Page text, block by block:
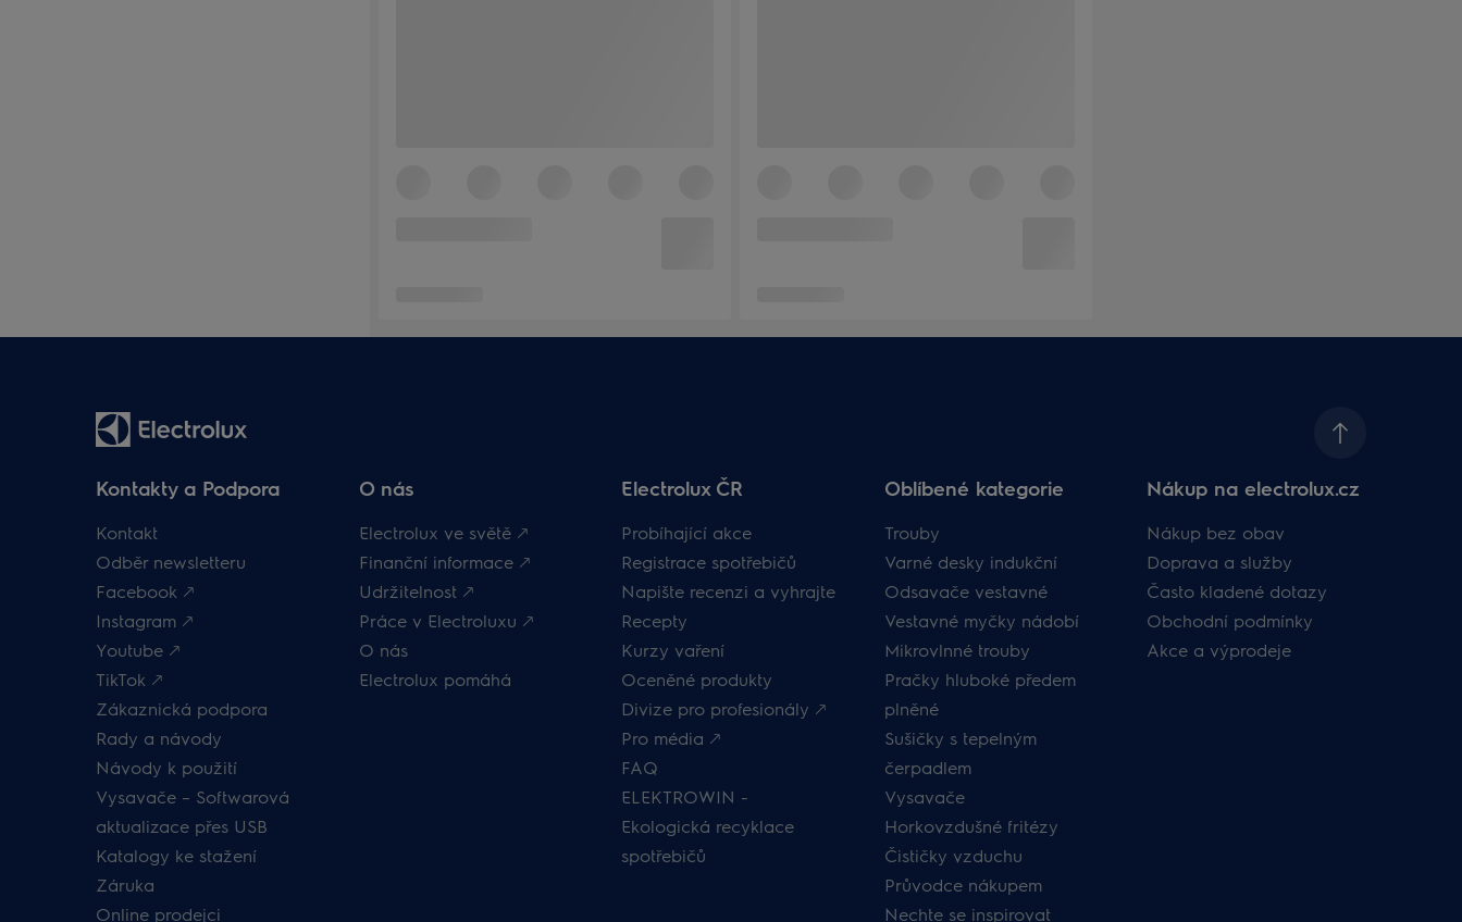
Kontakty a Podpora
Kontakt
Odběr newsletteru
Facebook 🡕
Instagram 🡕
Youtube 🡕
TikTok 🡕
Zákaznická podpora
Rady a návody
Návody k použití
Vysavače – Softwarová
aktualizace přes USB
Katalogy ke stažení
Záruka
Online prodejci
O nás
Electrolux ve světě 🡕
Finanční informace 🡕
Udržitelnost 🡕
Práce v Electroluxu 🡕
O nás
Electrolux pomáhá
Electrolux ČR
Probíhající akce
Registrace spotřebičů
Napište recenzi a vyhrajte
Recepty
Kurzy vaření
Oceněné produkty
Divize pro profesionály 🡕
Pro média 🡕
FAQ
ELEKTROWIN -
Ekologická recyklace
spotřebičů
Oblíbené kategorie
Trouby
Varné desky indukční
Odsavače vestavné
Vestavné myčky nádobí
Mikrovlnné trouby
Pračky hluboké předem
plněné
Sušičky s tepelným
čerpadlem
Vysavače
Horkovzdušné fritézy
Čističky vzduchu
Průvodce nákupem
Nechte se inspirovat
Nákup na electrolux.cz
Nákup bez obav
Doprava a služby
Často kladené dotazy
Obchodní podmínky
Akce a výprodeje